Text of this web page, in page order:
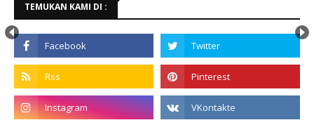
TEMUKAN KAMI DI :